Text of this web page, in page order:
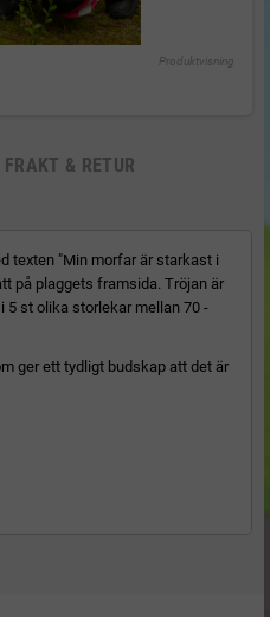
Produktvisning
FRAKT & RETUR
texten "Min morfar är starkast i
på plaggets framsida. Tröjan är
5 st olika storlekar mellan 70 -
ger ett tydligt budskap att det är